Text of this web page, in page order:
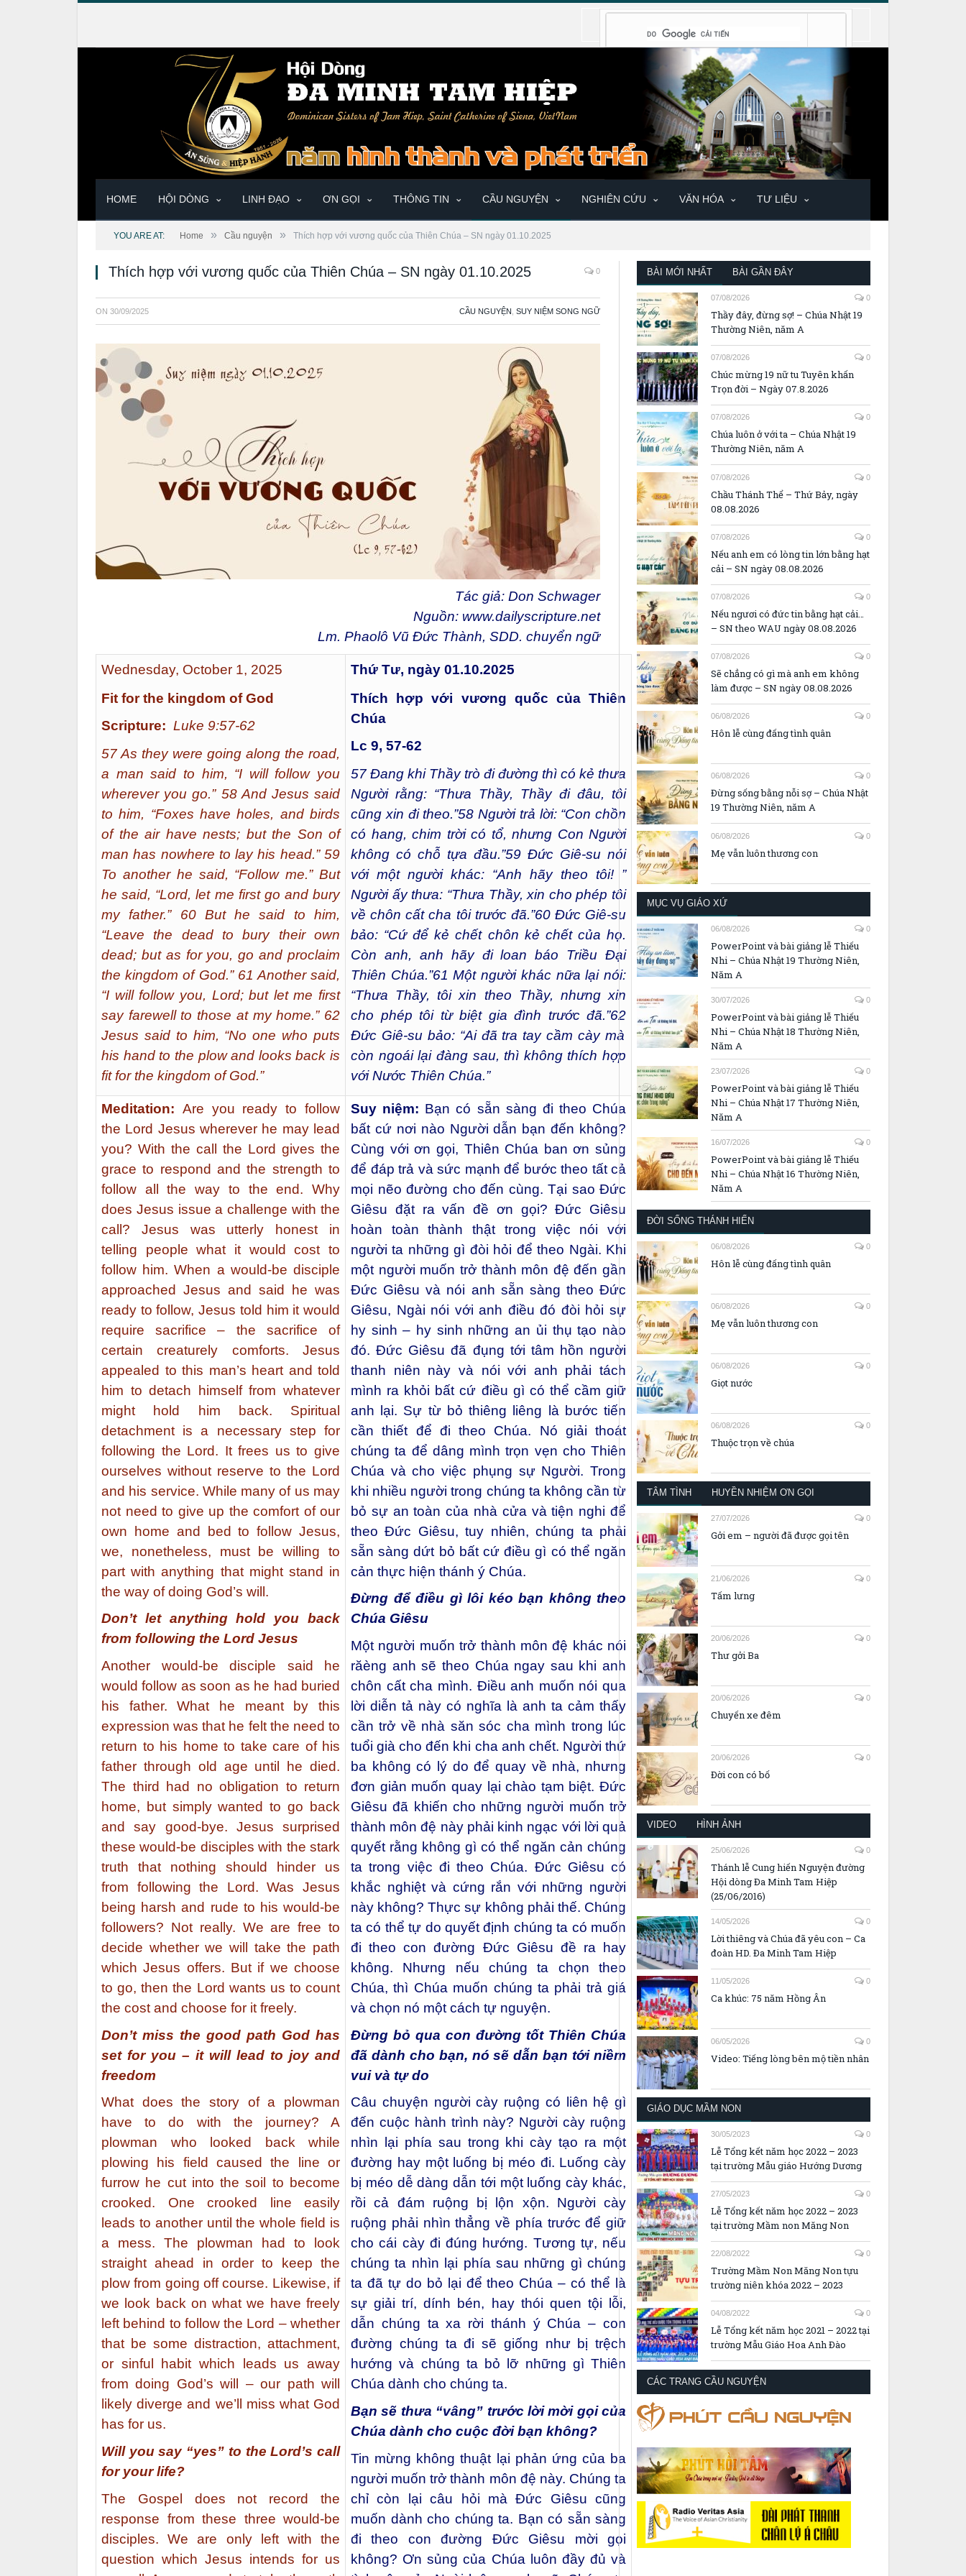
HOME HỘI DÒNG LINH ĐẠO ƠN GỌI THÔNG TIN CẦU NGUYỆN NGHIÊN CỨU VĂN HÓA TƯ LIỆU
YOU ARE AT: Home » Cầu nguyện » Thích hợp với vương quốc của Thiên Chúa – SN ngày 01.10.2025
Thích hợp với vương quốc của Thiên Chúa – SN ngày 01.10.2025 0
ON 30/09/2025 CẦU NGUYỆN SUY NIỆM SONG NGỮ
Tác giả: Don Schwager
Nguồn: www.dailyscripture.net
Lm. Phaolô Vũ Đức Thành, SDD. chuyển ngữ
Wednesday, October 1, 2025
Fit for the kingdom of God
Scripture: Luke 9:57-62
57 As they were going along the road,
a man said to him, “I will follow you
wherever you go.” 58 And Jesus said
to him, “Foxes have holes, and birds
of the air have nests; but the Son of
man has nowhere to lay his head.” 59
To another he said, “Follow me.” But
he said, “Lord, let me first go and bury
my father.” 60 But he said to him,
“Leave the dead to bury their own
dead; but as for you, go and proclaim
the kingdom of God.” 61 Another said,
“I will follow you, Lord; but let me first
say farewell to those at my home.” 62
Jesus said to him, “No one who puts
his hand to the plow and looks back is
fit for the kingdom of God.”
Thứ Tư, ngày 01.10.2025
Thích hợp với vương quốc của Thiên
Chúa
Lc 9, 57-62
57 Đang khi Thầy trò đi đường thì có kẻ thưa
Người rằng: “Thưa Thầy, Thầy đi đâu, tôi
cũng xin đi theo.”58 Người trả lời: “Con chồn
có hang, chim trời có tổ, nhưng Con Người
không có chỗ tựa đầu.”59 Đức Giê-su nói
với một người khác: “Anh hãy theo tôi! ”
Người ấy thưa: “Thưa Thầy, xin cho phép tôi
về chôn cất cha tôi trước đã.”60Đức Giê-su
bảo: “Cứ để kẻ chết chôn kẻ chết của họ.
Còn anh, anh hãy đi loan báo Triều Đại
Thiên Chúa.”61 Một người khác nữa lại nói:
“Thưa Thầy, tôi xin theo Thầy, nhưng xin
cho phép tôi từ biệt gia đình trước đã.”62
Đức Giê-su bảo: “Ai đã tra tay cầm cày mà
còn ngoái lại đàng sau, thì không thích hợp
với Nước Thiên Chúa.”
Meditation: Are you ready to follow
the Lord Jesus wherever he may lead
you? With the call the Lord gives the
grace to respond and the strength to
follow all the way to the end. Why
does Jesus issue a challenge with the
call? Jesus was utterly honest in
telling people what it would cost to
follow him. When a would-be disciple
approached Jesus and said he was
ready to follow, Jesus told him it would
require sacrifice – the sacrifice of
certain creaturely comforts. Jesus
appealed to this man’s heart and told
him to detach himself from whatever
might hold him back. Spiritual
detachment is a necessary step for
following the Lord. It frees us to give
ourselves without reserve to the Lord
and his service. While many of us may
not need to give up the comfort of our
own home and bed to follow Jesus,
we, nonetheless, must be willing to
part with anything that might stand in
the way of doing God’s will.
Don’t let anything hold you back
from following the Lord Jesus
Another would-be disciple said he
would follow as soon as he had buried
his father. What he meant by this
expression was that he felt the need to
return to his home to take care of his
father through old age until he died.
The third had no obligation to return
home, but simply wanted to go back
and say good-bye. Jesus surprised
these would-be disciples with the stark
truth that nothing should hinder us
from following the Lord. Was Jesus
being harsh and rude to his would-be
followers? Not really. We are free to
decide whether we will take the path
which Jesus offers. But if we choose
to go, then the Lord wants us to count
the cost and choose for it freely.
Don’t miss the good path God has
set for you – it will lead to joy and
freedom
What does the story of a plowman
have to do with the journey? A
plowman who looked back while
plowing his field caused the line or
furrow he cut into the soil to become
crooked. One crooked line easily
leads to another until the whole field is
a mess. The plowman had to look
straight ahead in order to keep the
plow from going off course. Likewise, if
we look back on what we have freely
left behind to follow the Lord – whether
that be some distraction, attachment,
or sinful habit which leads us away
from doing God’s will – our path will
likely diverge and we’ll miss what God
has for us.
Will you say “yes” to the Lord’s call
for your life?
The Gospel does not record the
response from these three would-be
disciples. We are only left with the
question which Jesus intends for us
Suy niệm: Bạn có sẵn sàng đi theo Chúa
bất cứ nơi nào Người dẫn bạn đến không?
Cùng với ơn gọi, Thiên Chúa ban ơn sủng
để đáp trả và sức mạnh để bước theo tất cả
mọi nẽo đường cho đến cùng. Tại sao Đức
Giêsu đặt ra vấn đề ơn gọi? Đức Giêsu
hoàn toàn thành thật trong việc nói với
người ta những gì đòi hỏi để theo Ngài. Khi
một người muốn trở thành môn đệ đến gần
Đức Giêsu và nói anh sẵn sàng theo Đức
Giêsu, Ngài nói với anh điều đó đòi hỏi sự
hy sinh – hy sinh những an ủi thụ tạo nào
đó. Đức Giêsu đã đụng tới tâm hồn người
thanh niên này và nói với anh phải tách
mình ra khỏi bất cứ điều gì có thể cầm giữ
anh lại. Sự từ bỏ thiêng liêng là bước tiến
cần thiết để đi theo Chúa. Nó giải thoát
chúng ta để dâng mình trọn vẹn cho Thiên
Chúa và cho việc phụng sự Người. Trong
khi nhiều người trong chúng ta không cần từ
bỏ sự an toàn của nhà cửa và tiện nghi để
theo Đức Giêsu, tuy nhiên, chúng ta phải
sẵn sàng dứt bỏ bất cứ điều gì có thể ngăn
cản thực hiện thánh ý Chúa.
Đừng để điều gì lôi kéo bạn không theo
Chúa Giêsu
Một người muốn trở thành môn đệ khác nói
răèng anh sẽ theo Chúa ngay sau khi anh
chôn cất cha mình. Điều anh muốn nói qua
lời diễn tả này có nghĩa là anh ta cảm thấy
cần trở về nhà săn sóc cha mình trong lúc
tuổi già cho đến khi cha anh chết. Người thứ
ba không có lý do để quay về nhà, nhưng
đơn giản muốn quay lại chào tạm biệt. Đức
Giêsu đã khiến cho những người muốn trở
thành môn đệ này phải kinh ngạc với lời quả
quyết rằng không gì có thể ngăn cản chúng
ta trong việc đi theo Chúa. Đức Giêsu có
khắc nghiệt và cứng rắn với những người
này không? Thực sự không phải thế. Chúng
ta có thể tự do quyết định chúng ta có muốn
đi theo con đường Đức Giêsu đề ra hay
không. Nhưng nếu chúng ta chọn theo
Chúa, thì Chúa muốn chúng ta phải trả giá
và chọn nó một cách tự nguyện.
Đừng bỏ qua con đường tốt Thiên Chúa
đã dành cho bạn, nó sẽ dẫn bạn tới niềm
vui và tự do
Câu chuyện người cày ruộng có liên hệ gì
đến cuộc hành trình này? Người cày ruộng
nhìn lại phía sau trong khi cày tạo ra một
đường hay một luống bị méo đi. Luống cày
bị méo dễ dàng dẫn tới một luống cày khác,
rồi cả đám ruộng bị lộn xộn. Người cày
ruộng phải nhìn thẳng về phía trước để giữ
cho cái cày đi đúng hướng. Tương tự, nếu
chúng ta nhìn lại phía sau những gì chúng
ta đã tự do bỏ lại để theo Chúa – có thể là
sự giải trí, dính bén, hay thói quen tội lỗi,
dẫn chúng ta xa rời thánh ý Chúa – con
đường chúng ta đi sẽ giống như bị trệch
hướng và chúng ta bỏ lỡ những gì Thiên
Chúa dành cho chúng ta.
Bạn sẽ thưa “vâng” trước lời mời gọi của
Chúa dành cho cuộc đời bạn không?
Tin mừng không thuật lại phản ứng của ba
người muốn trở thành môn đệ này. Chúng ta
chỉ còn lại câu hỏi mà Đức Giêsu cũng
muốn dành cho chúng ta. Bạn có sẵn sàng
đi theo con đường Đức Giêsu mời gọi
không? Ơn sủng của Chúa luôn đầy đủ và
BÀI MỚI NHẤT BÀI GẦN ĐÂY
07/08/2026 0
Thầy đây, đừng sợ! – Chúa Nhật 19
Thường Niên, năm A
07/08/2026 0
Chúc mừng 19 nữ tu Tuyên khấn
Trọn đời – Ngày 07.8.2026
07/08/2026 0
Chúa luôn ở với ta – Chúa Nhật 19
Thường Niên, năm A
07/08/2026 0
Chầu Thánh Thể – Thứ Bảy, ngày
08.08.2026
07/08/2026 0
Nếu anh em có lòng tin lớn bằng hạt
cải – SN ngày 08.08.2026
07/08/2026 0
Nếu ngươi có đức tin bằng hạt cải…
– SN theo WAU ngày 08.08.2026
07/08/2026 0
Sẽ chẳng có gì mà anh em không
làm được – SN ngày 08.08.2026
06/08/2026 0
Hôn lễ cùng đấng tình quân
06/08/2026 0
Đừng sống bằng nỗi sợ – Chúa Nhật
19 Thường Niên, năm A
06/08/2026 0
Mẹ vẫn luôn thương con
MỤC VỤ GIÁO XỨ
06/08/2026 0
PowerPoint và bài giảng lễ Thiếu
Nhi – Chúa Nhật 19 Thường Niên,
Năm A
30/07/2026 0
PowerPoint và bài giảng lễ Thiếu
Nhi – Chúa Nhật 18 Thường Niên,
Năm A
23/07/2026 0
PowerPoint và bài giảng lễ Thiếu
Nhi – Chúa Nhật 17 Thường Niên,
Năm A
16/07/2026 0
PowerPoint và bài giảng lễ Thiếu
Nhi – Chúa Nhật 16 Thường Niên,
Năm A
ĐỜI SỐNG THÁNH HIẾN
06/08/2026 0
Hôn lễ cùng đấng tình quân
06/08/2026 0
Mẹ vẫn luôn thương con
06/08/2026 0
Giọt nước
06/08/2026 0
Thuộc trọn về chúa
TÂM TÌNH HUYỀN NHIỆM ƠN GỌI
27/07/2026 0
Gởi em – người đã được gọi tên
21/06/2026 0
Tấm lưng
20/06/2026 0
Thư gởi Ba
20/06/2026 0
Chuyến xe đêm
20/06/2026 0
Đời con có bố
VIDEO HÌNH ẢNH
25/06/2026 0
Thánh lễ Cung hiến Nguyện đường
Hội dòng Đa Minh Tam Hiệp
(25/06/2016)
14/05/2026 0
Lời thiêng và Chúa đã yêu con – Ca
đoàn HD. Đa Minh Tam Hiệp
11/05/2026 0
Ca khúc: 75 năm Hồng Ân
06/05/2026 0
Video: Tiếng lòng bên mộ tiền nhân
GIÁO DỤC MẦM NON
30/05/2023 0
Lễ Tổng kết năm học 2022 – 2023
tại trường Mẫu giáo Hướng Dương
27/05/2023 0
Lễ Tổng kết năm học 2022 – 2023
tại trường Mầm non Măng Non
22/08/2022 0
Trường Mầm Non Măng Non tựu
trường niên khóa 2022 – 2023
04/08/2022 0
Lễ Tổng kết năm học 2021 – 2022 tại
trường Mẫu Giáo Hoa Anh Đào
CÁC TRANG CẦU NGUYỆN